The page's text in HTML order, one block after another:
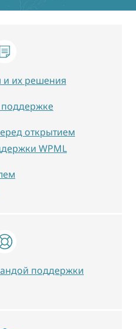
и их решения
открытием
WPML
поддержки